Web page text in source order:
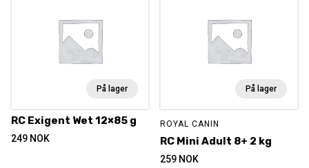
På lager
RC Exigent Wet 12×85 g
249 NOK
På lager
ROYAL CANIN
RC Mini Adult 8+ 2 kg
259 NOK